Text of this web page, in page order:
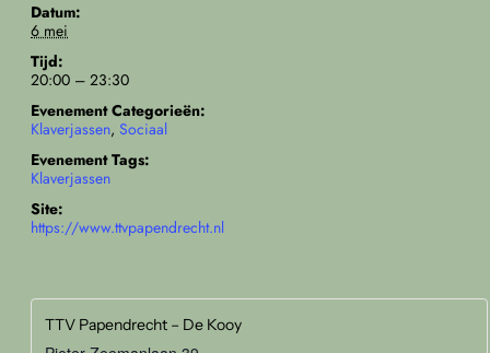
Datum:
6 mei
Tijd:
20:00 – 23:30
Evenement Categorieën:
Klaverjassen, Sociaal
Evenement Tags:
Klaverjassen
Site:
https://www.ttvpapendrecht.nl
TTV Papendrecht – De Kooy